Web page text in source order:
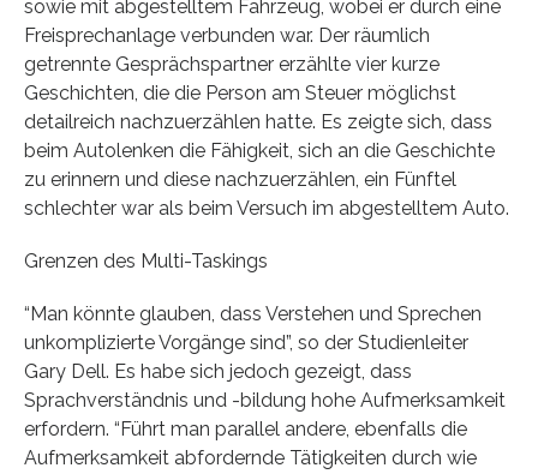
sowie mit abgestelltem Fahrzeug, wobei er durch eine
Freisprechanlage verbunden war. Der räumlich
getrennte Gesprächspartner erzählte vier kurze
Geschichten, die die Person am Steuer möglichst
detailreich nachzuerzählen hatte. Es zeigte sich, dass
beim Autolenken die Fähigkeit, sich an die Geschichte
zu erinnern und diese nachzuerzählen, ein Fünftel
schlechter war als beim Versuch im abgestelltem Auto.
Grenzen des Multi-Taskings
“Man könnte glauben, dass Verstehen und Sprechen
unkomplizierte Vorgänge sind”, so der Studienleiter
Gary Dell. Es habe sich jedoch gezeigt, dass
Sprachverständnis und -bildung hohe Aufmerksamkeit
erfordern. “Führt man parallel andere, ebenfalls die
Aufmerksamkeit abfordernde Tätigkeiten durch wie